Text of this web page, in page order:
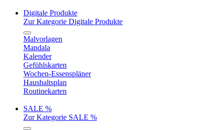
Digitale Produkte
Zur Kategorie Digitale Produkte
Malvorlagen
Mandala
Kalender
Gefühlskarten
Wochen-Essenspläner
Haushaltsplan
Routinekarten
SALE %
Zur Kategorie SALE %